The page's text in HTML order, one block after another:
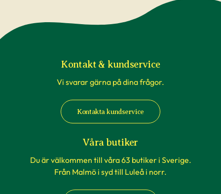
Kontakt & kundservice
Vi svarar gärna på dina frågor.
Kontakta kundservice
Våra butiker
Du är välkommen till våra 63 butiker i Sverige.
Från Malmö i syd till Luleå i norr.